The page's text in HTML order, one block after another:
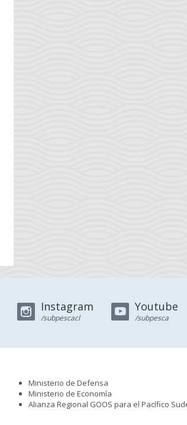
Instagram
/subpescacl
Youtube
/subpesca
Ministerio de Defensa
Ministerio de Economía
Alianza Regional GOOS para el Pacífico